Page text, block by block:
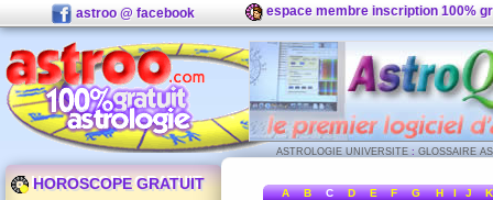
astroo @ facebook espace membre inscription 100%
ASTROLOGIE UNIVERSITE : GLOSSAIRE
HOROSCOPE GRATUIT
A B C D E F G H I J K